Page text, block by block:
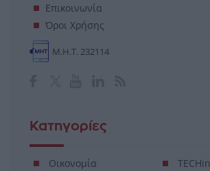
Επικοινωνία
Όροι Χρήσης
Μ.Η.Τ. 232114
Κατηγορίες
Οικονομία
TECHin